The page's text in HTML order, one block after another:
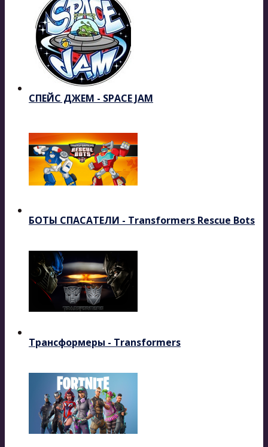
СПЕЙС ДЖЕМ - SPACE JAM
БОТЫ СПАСАТЕЛИ - Transformers Rescue Bots
Трансформеры - Transformers